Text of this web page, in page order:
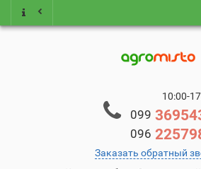
10:00-
099
096
Заказать обратный